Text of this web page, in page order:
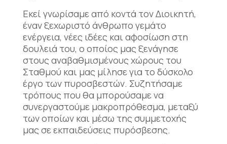
Εκεί γνωρίσαμε από κοντά τον Διοικητή,
έναν ξεχωριστό άνθρωπο γεμάτο
ενέργεια, νέες ιδέες και αφοσίωση στη
δουλειά του, ο οποίος μας ξενάγησε
στους αναβαθμισμένους χώρους του
Σταθμού και μας μίλησε για το δύσκολο
έργο των πυροσβεστών. Συζητήσαμε
τρόπους που θα μπορούσαμε να
συνεργαστούμε μακροπρόθεσμα, μεταξύ
των οποίων και μέσω της συμμετοχής
μας σε εκπαιδεύσεις πυρόσβεσης.